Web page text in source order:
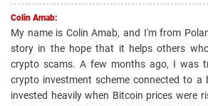
Colin Amab:
My name is Colin Amab, and I'm from
story in the hope that it helps others
crypto scams. A few months ago, I was
crypto investment scheme connected to a
invested heavily when Bitcoin prices were